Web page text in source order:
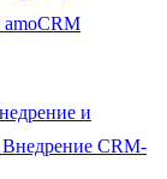
amoCRM
и
Внедрение CRM-